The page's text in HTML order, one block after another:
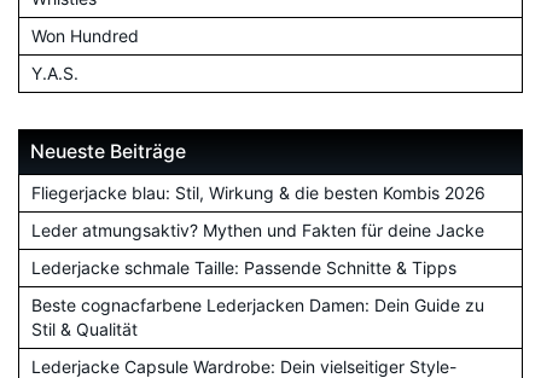
Won Hundred
Y.A.S.
Neueste Beiträge
Fliegerjacke blau: Stil, Wirkung & die besten Kombis 2026
Leder atmungsaktiv? Mythen und Fakten für deine Jacke
Lederjacke schmale Taille: Passende Schnitte & Tipps
Beste cognacfarbene Lederjacken Damen: Dein Guide zu
Stil & Qualität
Lederjacke Capsule Wardrobe: Dein vielseitiger Style-